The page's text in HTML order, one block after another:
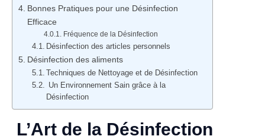
Bonnes Pratiques pour une Désinfection
Efficace
Fréquence de la Désinfection
Désinfection des articles personnels
Désinfection des aliments
Techniques de Nettoyage et de Désinfection
Un Environnement Sain grâce à la
Désinfection
L’Art de la Désinfection